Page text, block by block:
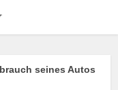
seines Autos